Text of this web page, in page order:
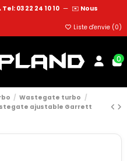
Tel: 03 22 24 10 10 — ✉️ Nous
Liste d'envie (0)
0
Wastegate turbo
ajustable Garrett